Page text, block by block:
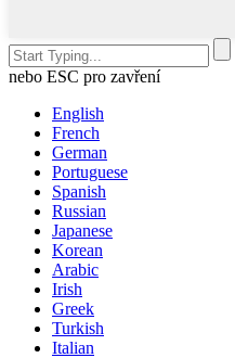
nebo ESC pro zavření
English
French
German
Portuguese
Spanish
Russian
Japanese
Korean
Arabic
Irish
Greek
Turkish
Italian